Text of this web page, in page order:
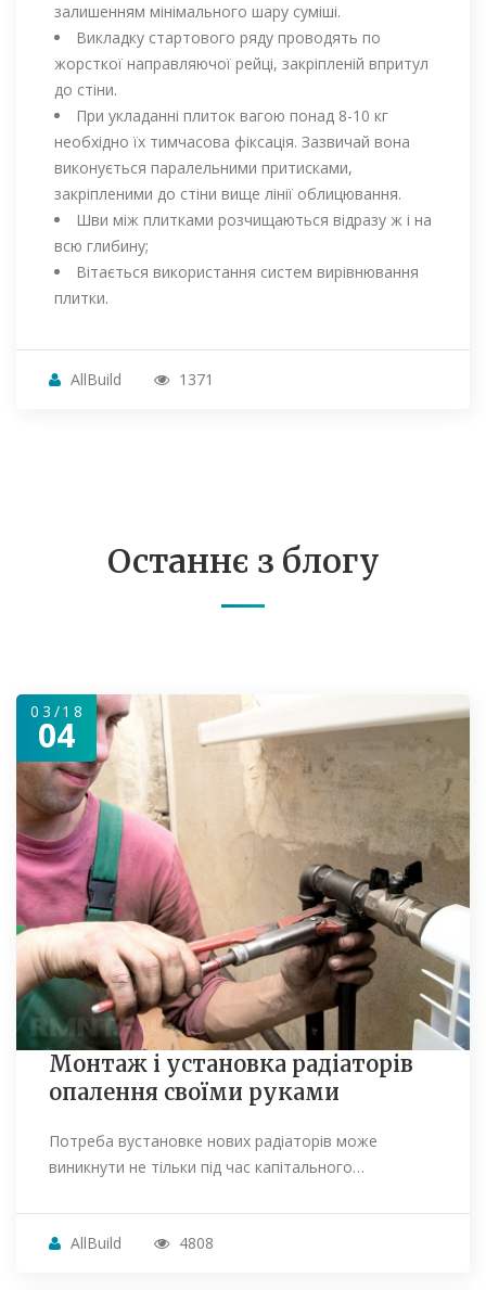
залишенням мінімального шару суміші.
Викладку стартового ряду проводять по
жорсткої направляючої рейці, закріпленій впритул
до стіни.
При укладанні плиток вагою понад 8-10 кг
необхідно їх тимчасова фіксація. Зазвичай вона
виконується паралельними притисками,
закріпленими до стіни вище лінії облицювання.
Шви між плитками розчищаються відразу ж і на
всю глибину;
Вітається використання систем вирівнювання
плитки.
AllBuild 1371
Останнє з блогу
03/18
04
Монтаж і установка радіаторів
опалення своїми руками
Потреба вустановке нових радіаторів може
виникнути не тільки під час капітального…
AllBuild 4808